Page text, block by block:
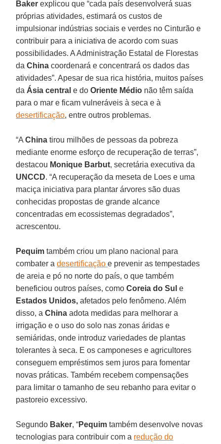
Baker explicou que “cada país desenvolverá suas
próprias atividades, estimará os custos de
impulsionar indústrias sociais e verdes no Cinturão e
contribuir para a iniciativa de acordo com suas
possibilidades. A Administração Estatal de Florestas
daChina coordenará e concentrará os dados das
atividades”. Apesar de sua rica história, muitos países
da Ásia central e doOriente Médio não têm saída
para o mar e ficam vulneráveis à seca e à
desertificação, entre outros problemas.
“AChina tirou milhões de pessoas da pobreza
mediante enorme esforço de recuperação de terras”,
destacou Monique Barbut, secretária executiva da
UNCCD. “A recuperação da meseta de Loes e uma
maciça iniciativa para plantar árvores são duas
conhecidas propostas de grande alcance
concentradas em ecossistemas degradados”,
acrescentou.
Pequim também criou um plano nacional para
combater adesertificaçãoe prevenir as tempestades
de areia e pó no norte do país, o que também
beneficiou outros países, comoCoreia do Sul e
Estados Unidos, afetados pelo fenômeno. Além
disso, aChina adota medidas para melhorar a
irrigação e o uso do solo nas zonas áridas e
semiáridas, onde introduz variedades de plantas
tolerantes à seca. E os camponeses e agricultores
conseguem empréstimos sem juros para fomentar
novas práticas. Também recebem compensações
para limitar o tamanho de seu rebanho para evitar o
pastoreio excessivo.
Segundo Baker, “Pequim também desenvolve novas
tecnologias para contribuir com a redução do